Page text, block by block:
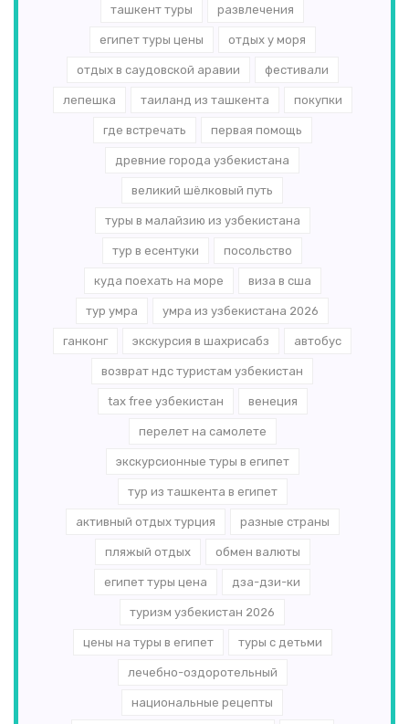
ташкент туры развлечения
египет туры цены отдых у моря
отдых в саудовской аравии фестивали
лепешка таиланд из ташкента покупки
где встречать первая помощь
древние города узбекистана
великий шёлковый путь
туры в малайзию из узбекистана
тур в есентуки посольство
куда поехать на море виза в сша
тур умра умра из узбекистана 2026
ганконг экскурсия в шахрисабз автобус
возврат ндс туристам узбекистан
tax free узбекистан венеция
перелет на самолете
экскурсионные туры в египет
тур из ташкента в египет
активный отдых турция разные страны
пляжый отдых обмен валюты
египет туры цена дза-дзи-ки
туризм узбекистан 2026
цены на туры в египет туры с детьми
лечебно-оздоротельный
национальные рецепты